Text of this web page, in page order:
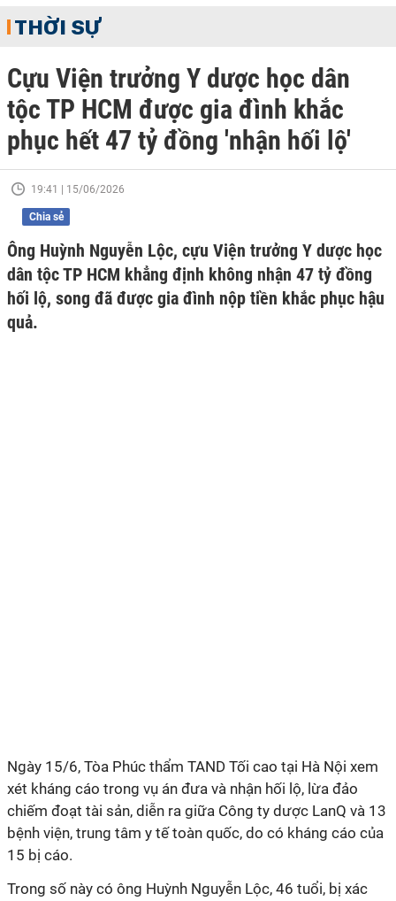
THỜI SỰ
Cựu Viện trưởng Y dược học dân
tộc TP HCM được gia đình khắc
phục hết 47 tỷ đồng 'nhận hối lộ'
19:41 | 15/06/2026
Chia sẻ
Ông Huỳnh Nguyễn Lộc, cựu Viện trưởng Y dược học
dân tộc TP HCM khẳng định không nhận 47 tỷ đồng
hối lộ, song đã được gia đình nộp tiền khắc phục hậu
quả.
Ngày 15/6, Tòa Phúc thẩm TAND Tối cao tại Hà Nội xem
xét kháng cáo trong vụ án đưa và nhận hối lộ, lừa đảo
chiếm đoạt tài sản, diễn ra giữa Công ty dược LanQ và 13
bệnh viện, trung tâm y tế toàn quốc, do có kháng cáo của
15 bị cáo.
Trong số này có ông Huỳnh Nguyễn Lộc, 46 tuổi, bị xác